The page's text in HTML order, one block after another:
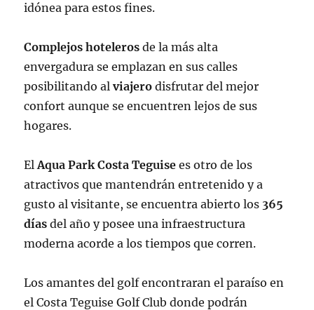
idónea para estos fines.
Complejos hoteleros de la más alta
envergadura se emplazan en sus calles
posibilitando alviajero disfrutar del mejor
confort aunque se encuentren lejos de sus
hogares.
ElAqua Park Costa Teguise es otro de los
atractivos que mantendrán entretenido y a
gusto al visitante, se encuentra abierto los 365
días del año y posee una infraestructura
moderna acorde a los tiempos que corren.
Los amantes del golf encontraran el paraíso en
el Costa Teguise Golf Club donde podrán